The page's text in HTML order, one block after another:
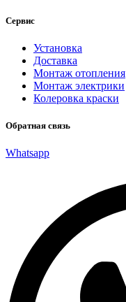
Сервис
Установка
Доставка
Монтаж отопления
Монтаж электрики
Колеровка краски
Обратная связь
Whatsapp